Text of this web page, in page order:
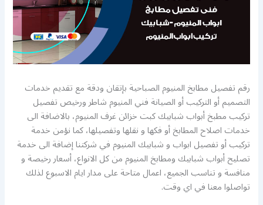
رقم تفصيل مطابخ المنيوم الصباحية بإتقان ودقة مع تقديم خدمات
التصميم أو التركيب أو الصيانة فني المنيوم شاطر ورخيص تفصيل
تركيب مطبخ أبواب شبابيك كبت خزائن غرف المنيوم، بالاضافة الى
خدمات اصلاح المطابخ أو فكها و نقلها وتفصيلها، كما نؤمن خدمة
تركيب أو تفصيل ابواب و شبابيك المنيوم في شركتنا إضافة الى خدمة
تصليح أبواب شبابيك ومطابخ المنيوم من كل الانواع، أسعار رخيصة و
منافسة و تناسب الجميع، اعمال متاحة على مدار ايام الاسبوع لذلك
تواصلوا معنا في اي وقت.